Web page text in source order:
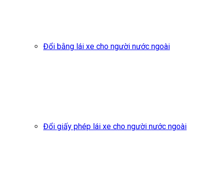
Đổi bằng lái xe cho người nước ngoài
Đổi giấy phép lái xe cho người nước ngoài